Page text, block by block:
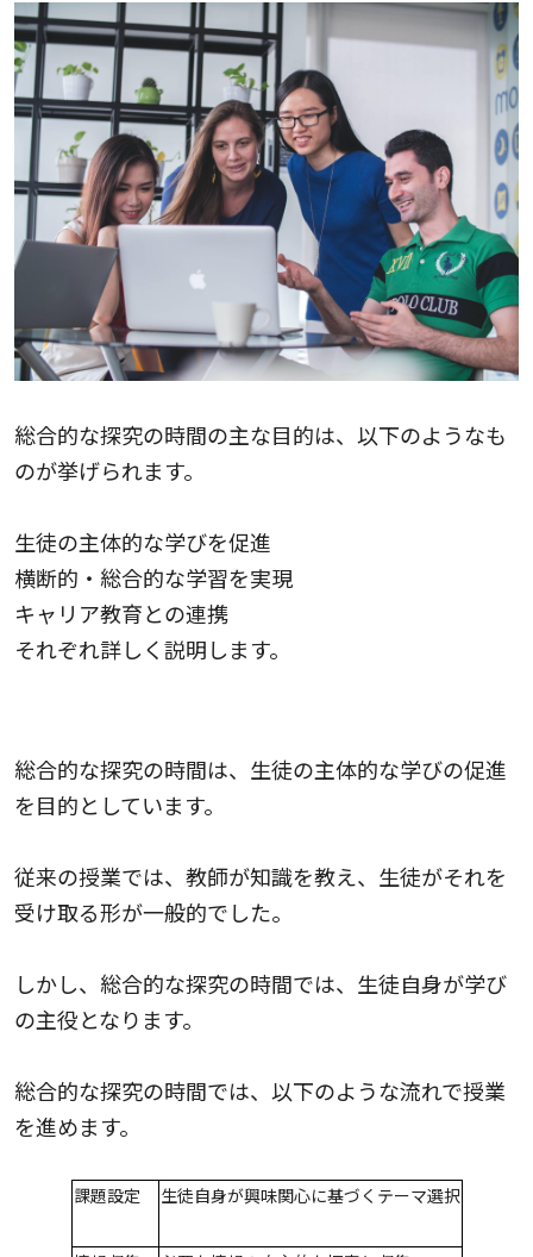
総合的な探究の時間の主な目的は、以下のようなも
のが挙げられます。
生徒の主体的な学びを促進
横断的・総合的な学習を実現
キャリア教育との連携
それぞれ詳しく説明します。
総合的な探究の時間は、生徒の主体的な学びの促進
を目的としています。
従来の授業では、教師が知識を教え、生徒がそれを
受け取る形が一般的でした。
しかし、総合的な探究の時間では、生徒自身が学び
の主役となります。
総合的な探究の時間では、以下のような流れで授業
を進めます。
課題設定 生徒自身が興味関心に基づくテーマ選択